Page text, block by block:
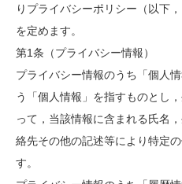
りプライバシーポリシー（以下
を定めます。
第1条（プライバシー情報）
プライバシー情報のうち「個人
う「個人情報」を指すものとし
って，当該情報に含まれる氏名
絡先その他の記述等により特定
す。